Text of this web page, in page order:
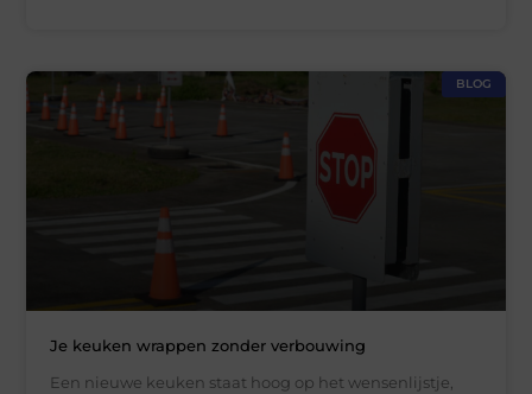
BLOG
Je keuken wrappen zonder verbouwing
Een nieuwe keuken staat hoog op het wensenlijstje,